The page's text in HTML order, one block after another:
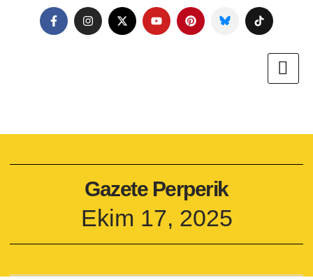
Gazete Perperik
Ekim 17, 2025